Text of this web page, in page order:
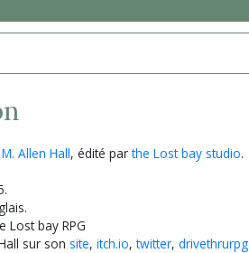
M. Allen Hall, édité parthe Lost bay studio.
Lost bay RPG
sur son site, itch.io,twitter, drivethrurpg